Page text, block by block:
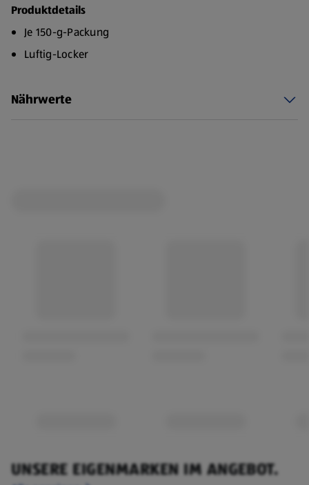
Produktdetails
Je 150-g-Packung
Luftig-Locker
Nährwerte
UNSERE EIGENMARKEN IM ANGEBOT.